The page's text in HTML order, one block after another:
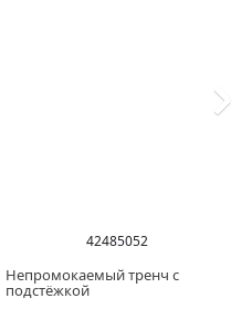
42485052
Непромокаемый тренч с
подстёжкой